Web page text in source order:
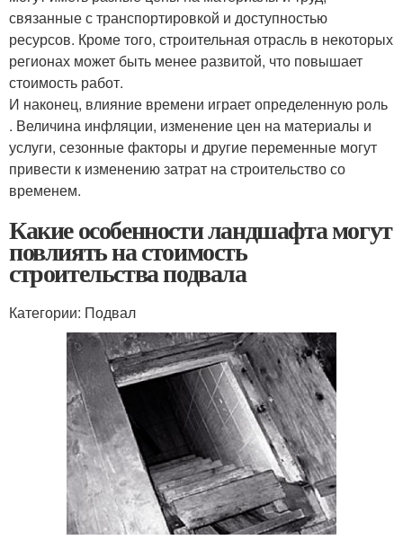
связанные с транспортировкой и доступностью
ресурсов. Кроме того, строительная отрасль в некоторых
регионах может быть менее развитой, что повышает
стоимость работ.
И наконец, влияние времени играет определенную роль
. Величина инфляции, изменение цен на материалы и
услуги, сезонные факторы и другие переменные могут
привести к изменению затрат на строительство со
временем.
Какие особенности ландшафта могут
повлиять на стоимость
строительства подвала
Категории: Подвал